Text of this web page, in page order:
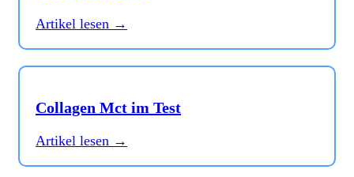
Artikel lesen →
Collagen Mct im Test
Artikel lesen →